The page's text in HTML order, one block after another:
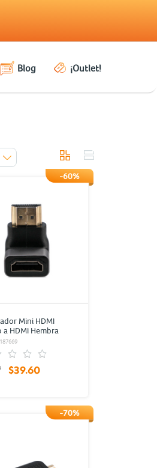
Blog ¡Outlet!
-60%
Mini HDMI
a HDMI Hembra
Negro
$39.60
-70%